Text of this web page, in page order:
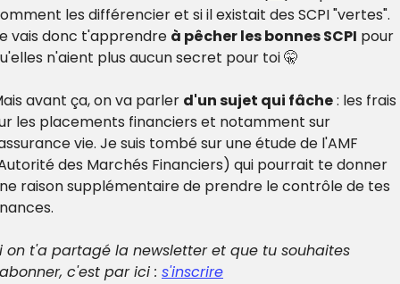
les différencier et si il existait des SCPI "vertes".
vais donc t'apprendre à pêcher les bonnes SCPI pour
n'aient plus aucun secret pour toi 🤫
avant ça, on va parler d'un sujet qui fâche : les frais
les placements financiers et notamment sur
vie. Je suis tombé sur une étude de l'AMF
des Marchés Financiers) qui pourrait te donner
raison supplémentaire de prendre le contrôle de tes
on t'a partagé la newsletter et que tu souhaites
c'est par ici : s'inscrire